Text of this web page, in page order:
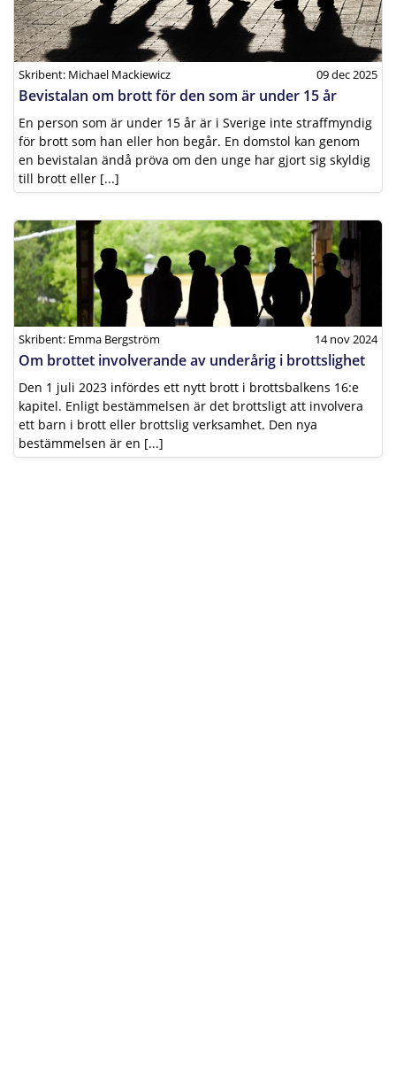
Skribent: Michael Mackiewicz 09 dec 2025
Bevistalan om brott för den som är under 15 år
En person som är under 15 år är i Sverige inte straffmyndig
för brott som han eller hon begår. En domstol kan genom
en bevistalan ändå pröva om den unge har gjort sig skyldig
till brott eller [...]
Skribent: Emma Bergström 14 nov 2024
Om brottet involverande av underårig i brottslighet
Den 1 juli 2023 infördes ett nytt brott i brottsbalkens 16:e
kapitel. Enligt bestämmelsen är det brottsligt att involvera
ett barn i brott eller brottslig verksamhet. Den nya
bestämmelsen är en [...]